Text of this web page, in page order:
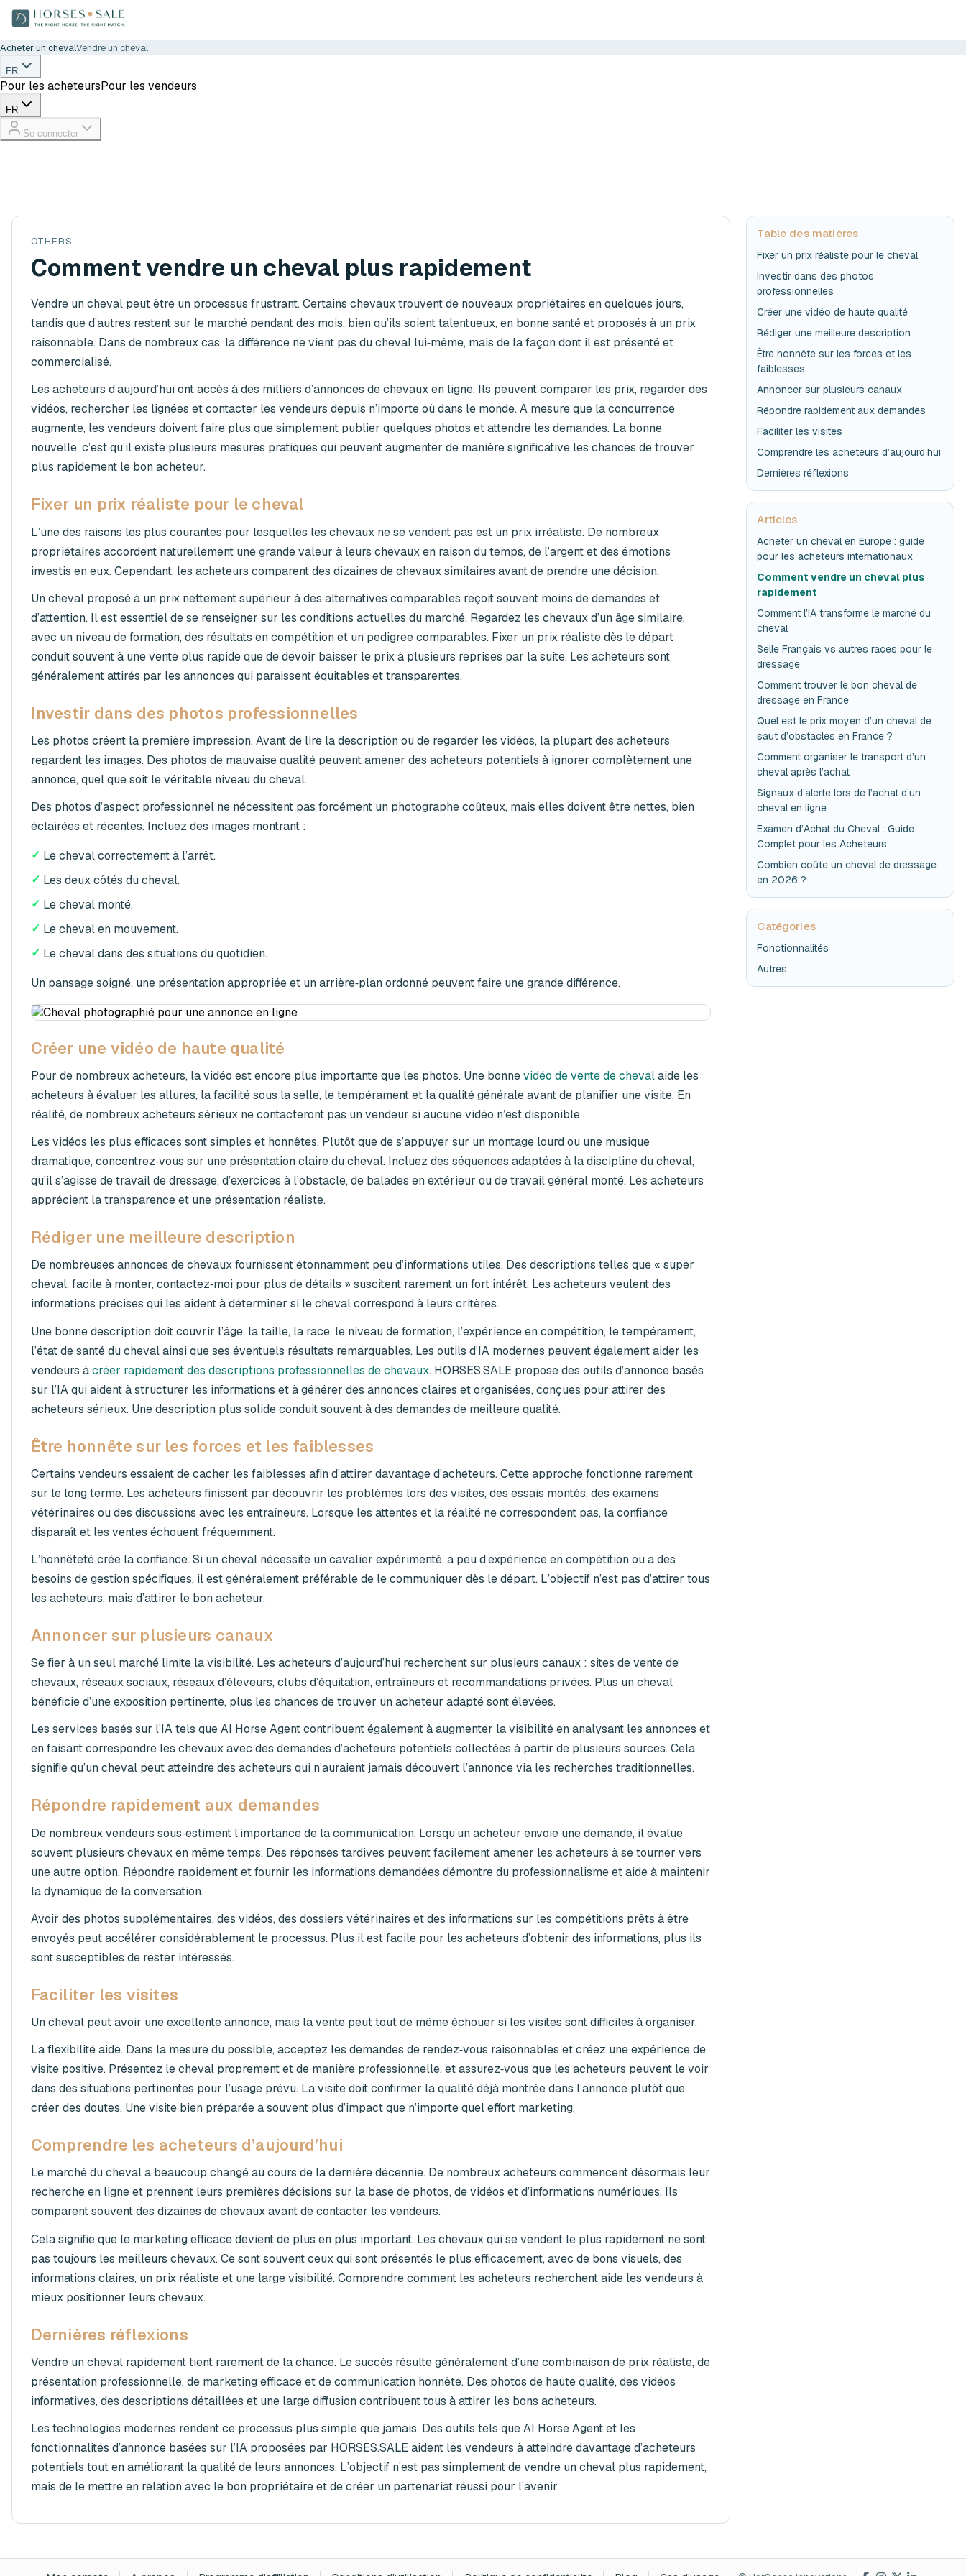
Acheter un chevalVendre un cheval
FR
Pour les acheteursPour les vendeurs
FR
Se connecter
OTHERS
Comment vendre un cheval plus rapidement
Vendre un cheval peut être un processus frustrant. Certains chevaux trouvent de nouveaux propriétaires en quelques jours,
tandis que d’autres restent sur le marché pendant des mois, bien qu’ils soient talentueux, en bonne santé et proposés à un prix
raisonnable. Dans de nombreux cas, la différence ne vient pas du cheval lui‑même, mais de la façon dont il est présenté et
commercialisé.
Les acheteurs d’aujourd’hui ont accès à des milliers d’annonces de chevaux en ligne. Ils peuvent comparer les prix, regarder des
vidéos, rechercher les lignées et contacter les vendeurs depuis n’importe où dans le monde. À mesure que la concurrence
augmente, les vendeurs doivent faire plus que simplement publier quelques photos et attendre les demandes. La bonne
nouvelle, c’est qu’il existe plusieurs mesures pratiques qui peuvent augmenter de manière significative les chances de trouver
plus rapidement le bon acheteur.
Fixer un prix réaliste pour le cheval
L’une des raisons les plus courantes pour lesquelles les chevaux ne se vendent pas est un prix irréaliste. De nombreux
propriétaires accordent naturellement une grande valeur à leurs chevaux en raison du temps, de l’argent et des émotions
investis en eux. Cependant, les acheteurs comparent des dizaines de chevaux similaires avant de prendre une décision.
Un cheval proposé à un prix nettement supérieur à des alternatives comparables reçoit souvent moins de demandes et
d’attention. Il est essentiel de se renseigner sur les conditions actuelles du marché. Regardez les chevaux d’un âge similaire,
avec un niveau de formation, des résultats en compétition et un pedigree comparables. Fixer un prix réaliste dès le départ
conduit souvent à une vente plus rapide que de devoir baisser le prix à plusieurs reprises par la suite. Les acheteurs sont
généralement attirés par les annonces qui paraissent équitables et transparentes.
Investir dans des photos professionnelles
Les photos créent la première impression. Avant de lire la description ou de regarder les vidéos, la plupart des acheteurs
regardent les images. Des photos de mauvaise qualité peuvent amener des acheteurs potentiels à ignorer complètement une
annonce, quel que soit le véritable niveau du cheval.
Des photos d’aspect professionnel ne nécessitent pas forcément un photographe coûteux, mais elles doivent être nettes, bien
éclairées et récentes. Incluez des images montrant :
✓ Le cheval correctement à l’arrêt.
✓ Les deux côtés du cheval.
✓ Le cheval monté.
✓ Le cheval en mouvement.
✓ Le cheval dans des situations du quotidien.
Un pansage soigné, une présentation appropriée et un arrière‑plan ordonné peuvent faire une grande différence.
Créer une vidéo de haute qualité
Pour de nombreux acheteurs, la vidéo est encore plus importante que les photos. Une bonnevidéo de vente de chevalaide les
acheteurs à évaluer les allures, la facilité sous la selle, le tempérament et la qualité générale avant de planifier une visite. En
réalité, de nombreux acheteurs sérieux ne contacteront pas un vendeur si aucune vidéo n’est disponible.
Les vidéos les plus efficaces sont simples et honnêtes. Plutôt que de s’appuyer sur un montage lourd ou une musique
dramatique, concentrez‑vous sur une présentation claire du cheval. Incluez des séquences adaptées à la discipline du cheval,
qu’il s’agisse de travail de dressage, d’exercices à l’obstacle, de balades en extérieur ou de travail général monté. Les acheteurs
apprécient la transparence et une présentation réaliste.
Rédiger une meilleure description
De nombreuses annonces de chevaux fournissent étonnamment peu d’informations utiles. Des descriptions telles que « super
cheval, facile à monter, contactez‑moi pour plus de détails » suscitent rarement un fort intérêt. Les acheteurs veulent des
informations précises qui les aident à déterminer si le cheval correspond à leurs critères.
Une bonne description doit couvrir l’âge, la taille, la race, le niveau de formation, l’expérience en compétition, le tempérament,
l’état de santé du cheval ainsi que ses éventuels résultats remarquables. Les outils d’IA modernes peuvent également aider les
vendeurs àcréer rapidement des descriptions professionnelles de chevaux. HORSES.SALE propose des outils d’annonce basés
sur l’IA qui aident à structurer les informations et à générer des annonces claires et organisées, conçues pour attirer des
acheteurs sérieux. Une description plus solide conduit souvent à des demandes de meilleure qualité.
Être honnête sur les forces et les faiblesses
Certains vendeurs essaient de cacher les faiblesses afin d’attirer davantage d’acheteurs. Cette approche fonctionne rarement
sur le long terme. Les acheteurs finissent par découvrir les problèmes lors des visites, des essais montés, des examens
vétérinaires ou des discussions avec les entraîneurs. Lorsque les attentes et la réalité ne correspondent pas, la confiance
disparaît et les ventes échouent fréquemment.
L’honnêteté crée la confiance. Si un cheval nécessite un cavalier expérimenté, a peu d’expérience en compétition ou a des
besoins de gestion spécifiques, il est généralement préférable de le communiquer dès le départ. L’objectif n’est pas d’attirer tous
les acheteurs, mais d’attirer le bon acheteur.
Annoncer sur plusieurs canaux
Se fier à un seul marché limite la visibilité. Les acheteurs d’aujourd’hui recherchent sur plusieurs canaux : sites de vente de
chevaux, réseaux sociaux, réseaux d’éleveurs, clubs d’équitation, entraîneurs et recommandations privées. Plus un cheval
bénéficie d’une exposition pertinente, plus les chances de trouver un acheteur adapté sont élevées.
Les services basés sur l’IA tels que AI Horse Agent contribuent également à augmenter la visibilité en analysant les annonces et
en faisant correspondre les chevaux avec des demandes d’acheteurs potentiels collectées à partir de plusieurs sources. Cela
signifie qu’un cheval peut atteindre des acheteurs qui n’auraient jamais découvert l’annonce via les recherches traditionnelles.
Répondre rapidement aux demandes
De nombreux vendeurs sous‑estiment l’importance de la communication. Lorsqu’un acheteur envoie une demande, il évalue
souvent plusieurs chevaux en même temps. Des réponses tardives peuvent facilement amener les acheteurs à se tourner vers
une autre option. Répondre rapidement et fournir les informations demandées démontre du professionnalisme et aide à maintenir
la dynamique de la conversation.
Avoir des photos supplémentaires, des vidéos, des dossiers vétérinaires et des informations sur les compétitions prêts à être
envoyés peut accélérer considérablement le processus. Plus il est facile pour les acheteurs d’obtenir des informations, plus ils
sont susceptibles de rester intéressés.
Faciliter les visites
Un cheval peut avoir une excellente annonce, mais la vente peut tout de même échouer si les visites sont difficiles à organiser.
La flexibilité aide. Dans la mesure du possible, acceptez les demandes de rendez‑vous raisonnables et créez une expérience de
visite positive. Présentez le cheval proprement et de manière professionnelle, et assurez‑vous que les acheteurs peuvent le voir
dans des situations pertinentes pour l’usage prévu. La visite doit confirmer la qualité déjà montrée dans l’annonce plutôt que
créer des doutes. Une visite bien préparée a souvent plus d’impact que n’importe quel effort marketing.
Comprendre les acheteurs d’aujourd’hui
Le marché du cheval a beaucoup changé au cours de la dernière décennie. De nombreux acheteurs commencent désormais leur
recherche en ligne et prennent leurs premières décisions sur la base de photos, de vidéos et d’informations numériques. Ils
comparent souvent des dizaines de chevaux avant de contacter les vendeurs.
Cela signifie que le marketing efficace devient de plus en plus important. Les chevaux qui se vendent le plus rapidement ne sont
pas toujours les meilleurs chevaux. Ce sont souvent ceux qui sont présentés le plus efficacement, avec de bons visuels, des
informations claires, un prix réaliste et une large visibilité. Comprendre comment les acheteurs recherchent aide les vendeurs à
mieux positionner leurs chevaux.
Dernières réflexions
Vendre un cheval rapidement tient rarement de la chance. Le succès résulte généralement d’une combinaison de prix réaliste, de
présentation professionnelle, de marketing efficace et de communication honnête. Des photos de haute qualité, des vidéos
informatives, des descriptions détaillées et une large diffusion contribuent tous à attirer les bons acheteurs.
Les technologies modernes rendent ce processus plus simple que jamais. Des outils tels que AI Horse Agent et les
fonctionnalités d’annonce basées sur l’IA proposées par HORSES.SALE aident les vendeurs à atteindre davantage d’acheteurs
potentiels tout en améliorant la qualité de leurs annonces. L’objectif n’est pas simplement de vendre un cheval plus rapidement,
mais de le mettre en relation avec le bon propriétaire et de créer un partenariat réussi pour l’avenir.
Table des matières
Fixer un prix réaliste pour le cheval
Investir dans des photos
professionnelles
Créer une vidéo de haute qualité
Rédiger une meilleure description
Être honnête sur les forces et les
faiblesses
Annoncer sur plusieurs canaux
Répondre rapidement aux demandes
Faciliter les visites
Comprendre les acheteurs d’aujourd’hui
Dernières réflexions
Articles
Acheter un cheval en Europe : guide
pour les acheteurs internationaux
Comment vendre un cheval plus
rapidement
Comment l’IA transforme le marché du
cheval
Selle Français vs autres races pour le
dressage
Comment trouver le bon cheval de
dressage en France
Quel est le prix moyen d’un cheval de
saut d’obstacles en France ?
Comment organiser le transport d’un
cheval après l’achat
Signaux d’alerte lors de l’achat d’un
cheval en ligne
Examen d’Achat du Cheval : Guide
Complet pour les Acheteurs
Combien coûte un cheval de dressage
en 2026 ?
Catégories
Fonctionnalités
Autres